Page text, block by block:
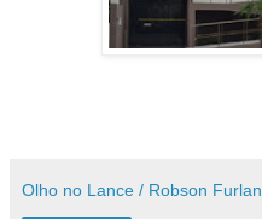
Olho no Lance / Robson Furlan